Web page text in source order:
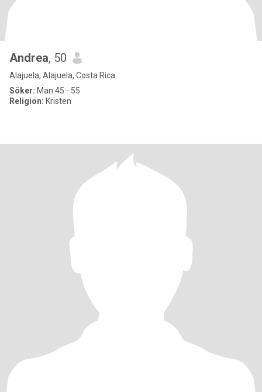
Andrea, 50
Alajuela, Alajuela, Costa Rica
Söker: Man 45 - 55
Religion: Kristen